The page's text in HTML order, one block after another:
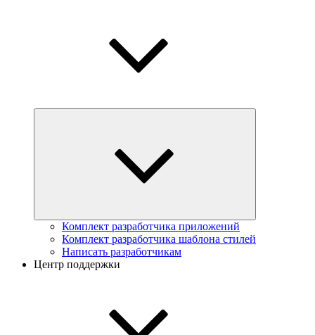
Комплект разработчика приложений
Комплект разработчика шаблона стилей
Написать разработчикам
Центр поддержки